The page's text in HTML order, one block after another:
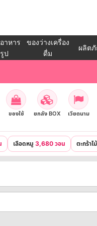
าหาร
ป
ของว่างเครื่อง
ดื่ม
ผลิต
ของใช้ ยกลัง BOX เวียดนาม
เลือดหมู 3,680 วอน ตะกร้า